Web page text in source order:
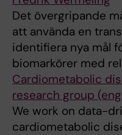
Det övergripande
att använda en
identifiera nya mål
biomarkörer med
Cardiometabolic
research group
We work on data-
cardiometabolic